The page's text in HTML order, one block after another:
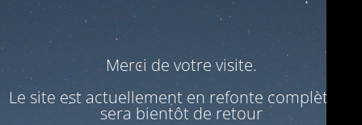
Merci de votre visite.
Le site est actuellement en refonte complète. Il
sera bientôt de retour